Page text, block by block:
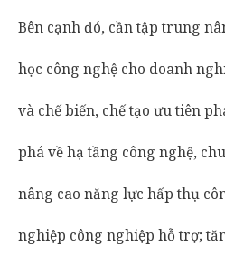
Bên cạnh đó, cần tập trung
học công nghệ cho doanh
và chế biến, chế tạo ưu tiên
phá về hạ tầng công nghệ,
nâng cao năng lực hấp thụ
nghiệp công nghiệp hỗ trợ;